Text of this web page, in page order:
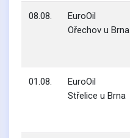
08.08.
EuroOil
Ořechov u Brna
01.08.
EuroOil
Střelice u Brna